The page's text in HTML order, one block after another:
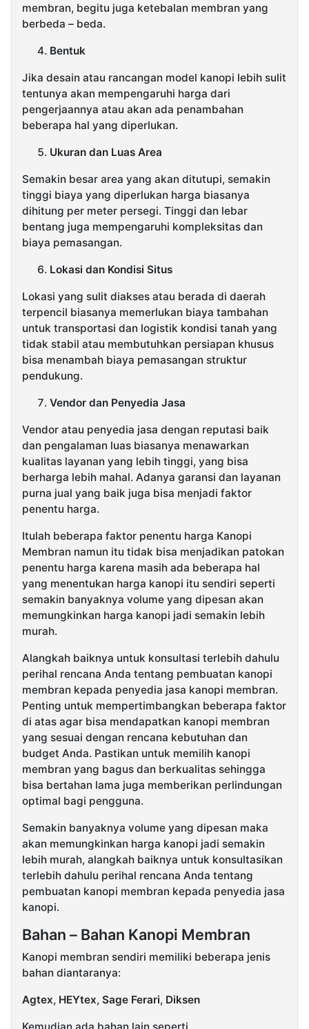
membran, begitu juga ketebalan membran yang
berbeda – beda.
Bentuk
Jika desain atau rancangan model kanopi lebih sulit
tentunya akan mempengaruhi harga dari
pengerjaannya atau akan ada penambahan
beberapa hal yang diperlukan.
Ukuran dan Luas Area
Semakin besar area yang akan ditutupi, semakin
tinggi biaya yang diperlukan harga biasanya
dihitung per meter persegi. Tinggi dan lebar
bentang juga mempengaruhi kompleksitas dan
biaya pemasangan.
Lokasi dan Kondisi Situs
Lokasi yang sulit diakses atau berada di daerah
terpencil biasanya memerlukan biaya tambahan
untuk transportasi dan logistik kondisi tanah yang
tidak stabil atau membutuhkan persiapan khusus
bisa menambah biaya pemasangan struktur
pendukung.
Vendor dan Penyedia Jasa
Vendor atau penyedia jasa dengan reputasi baik
dan pengalaman luas biasanya menawarkan
kualitas layanan yang lebih tinggi, yang bisa
berharga lebih mahal. Adanya garansi dan layanan
purna jual yang baik juga bisa menjadi faktor
penentu harga.
Itulah beberapa faktor penentu harga Kanopi
Membran namun itu tidak bisa menjadikan patokan
penentu harga karena masih ada beberapa hal
yang menentukan harga kanopi itu sendiri seperti
semakin banyaknya volume yang dipesan akan
memungkinkan harga kanopi jadi semakin lebih
murah.
Alangkah baiknya untuk konsultasi terlebih dahulu
perihal rencana Anda tentang pembuatan kanopi
membran kepada penyedia jasa kanopi membran.
Penting untuk mempertimbangkan beberapa faktor
di atas agar bisa mendapatkan kanopi membran
yang sesuai dengan rencana kebutuhan dan
budget Anda. Pastikan untuk memilih kanopi
membran yang bagus dan berkualitas sehingga
bisa bertahan lama juga memberikan perlindungan
optimal bagi pengguna.
Semakin banyaknya volume yang dipesan maka
akan memungkinkan harga kanopi jadi semakin
lebih murah, alangkah baiknya untuk konsultasikan
terlebih dahulu perihal rencana Anda tentang
pembuatan kanopi membran kepada penyedia jasa
kanopi.
Bahan – Bahan Kanopi Membran
Kanopi membran sendiri memiliki beberapa jenis
bahan diantaranya:
Agtex, HEYtex, Sage Ferari, Diksen